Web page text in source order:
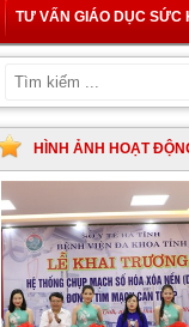
TƯ VẤN GIÁO DỤC SỨC
HÌNH ẢNH HOẠT